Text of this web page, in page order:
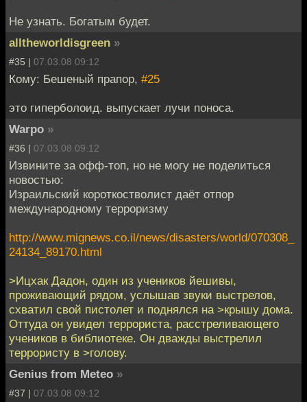
Не узнать. Богатым будет.
alltheworldisgreen »
#35 | 07.03.08 09:12
Кому: Бешеный прапор, #25
это гиперболоид. выпускает лучи поноса.
Warpo »
#36 | 07.03.08 09:12
Извините за офф-топ, но не могу не поделиться
новостью:
Израильский короткостволист даёт отпор
международному терроризму
http://www.mignews.co.il/news/disasters/world/070308_
24134_89170.html
>Ицхак Дадон, один из учеников йешивы,
проживающий рядом, услышав звуки выстрелов,
схватил свой пистолет и поднялся на >крышу дома.
Оттуда он увидел террориста, расстреливающего
учеников в библиотеке. Он дважды выстрелил
террористу в >голову.
Genius from Meteo »
#37 | 07.03.08 09:12